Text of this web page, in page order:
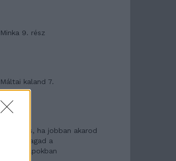
Minka 9. rész
Máltai kaland 7.
10 tanács, ha jobban akarod
érezni magad a
hétköznapokban